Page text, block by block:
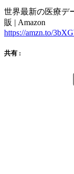
世界最新の医療デ
販 | Amazon
https://amzn.to/
共有 :